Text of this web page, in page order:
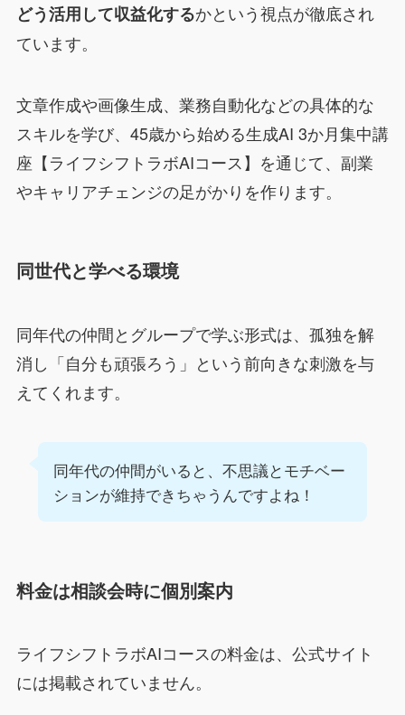
どう活用して収益化するかという視点が徹底され
ています。
文章作成や画像生成、業務自動化などの具体的な
スキルを学び、45歳から始める生成AI 3か月集中講
座【ライフシフトラボAIコース】を通じて、副業
やキャリアチェンジの足がかりを作ります。
同世代と学べる環境
同年代の仲間とグループで学ぶ形式は、孤独を解
消し「自分も頑張ろう」という前向きな刺激を与
えてくれます。
同年代の仲間がいると、不思議とモチベー
ションが維持できちゃうんですよね！
料金は相談会時に個別案内
ライフシフトラボAIコースの料金は、公式サイト
には掲載されていません。